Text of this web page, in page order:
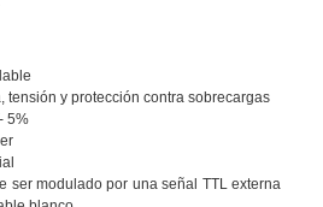
tensión y protección contra sobrecargas
5%
ser modulado por una señal TTL externa